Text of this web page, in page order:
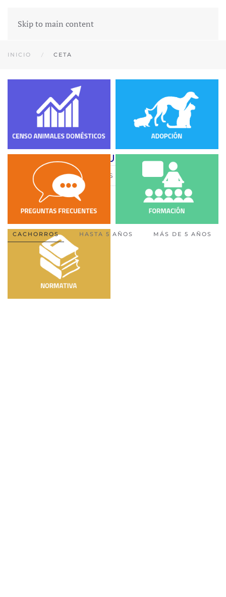
Skip to main content
INICIO CETA
CETA MUNICIPAL
(CENTRO DE ESTANCIAS TEMPORAL DE ANIMALES)
CACHORROS HASTA 5 AÑOS MÁS DE 5 AÑOS